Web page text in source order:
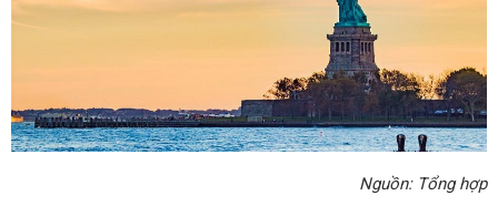
Nguồn: Tổng hợp